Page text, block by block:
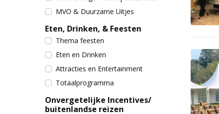
MVO & Duurzame Uitjes
Eten, Drinken, & Feesten
Thema feesten
Eten en Drinken
Attracties en Entertainment
Totaalprogramma
Onvergetelijke Incentives/
buitenlandse reizen